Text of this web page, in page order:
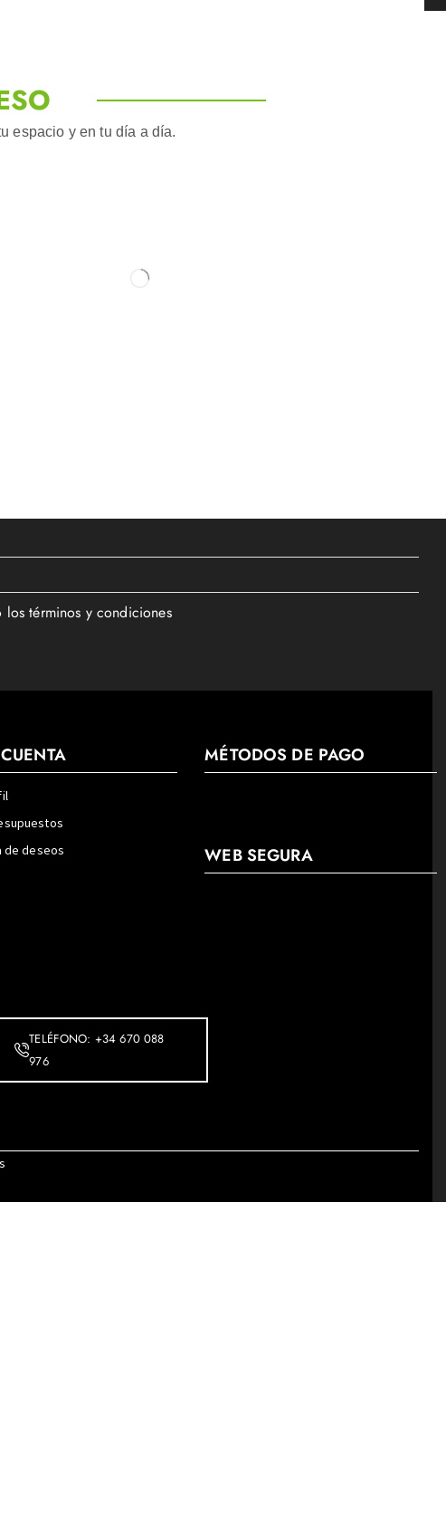
espacio y en tu día a día.
términos y condiciones
de deseos
MÉTODOS DE PAGO
WEB SEGURA
TELÉFONO: +34 670 088
976